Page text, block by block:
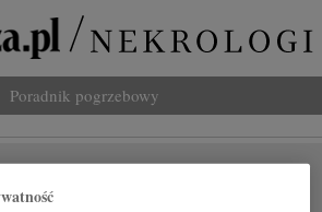
Poradnik pogrzebowy
Krzysztof Marlicz